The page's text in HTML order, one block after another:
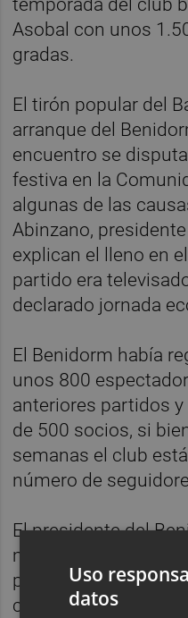
Asobal con unos
gradas.
El tirón popular del
arranque del
encuentro se
festiva en la
algunas de las
Abinzano,
explican el lleno en
partido era
declarado jornada
El Benidorm había
unos 800
anteriores partidos
de 500 socios, si
semanas el club
número de
El presidente del
mostró
presencia de casi
clubes de
Uso
datos